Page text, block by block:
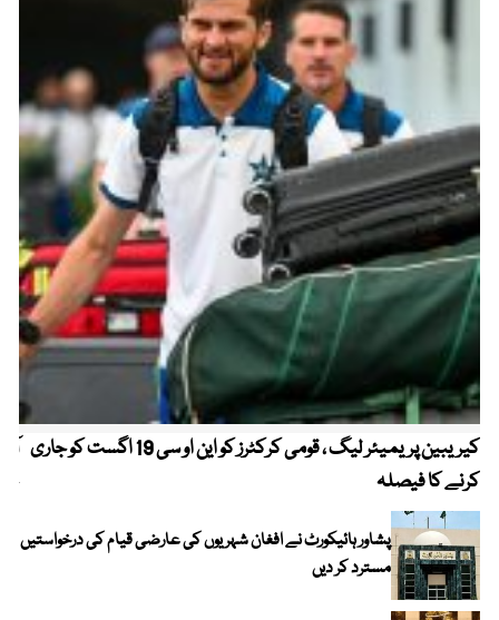
کیریبین پریمیئر لیگ ، قومی کرکٹرز کو این او سی 19 اگست کو جاری
کرنے کا فیصلہ
پشاور ہائیکورٹ نے افغان شہریوں کی عارضی قیام کی درخواستیں
مسترد کر دیں